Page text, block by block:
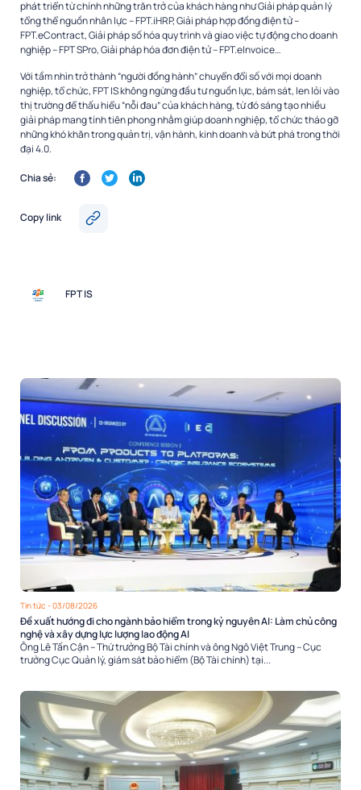
phát triển từ chính những trăn trở của khách hàng như Giải pháp quản lý
tổng thể nguồn nhân lực – FPT.iHRP, Giải pháp hợp đồng điện tử –
FPT.eContract, Giải pháp số hóa quy trình và giao việc tự động cho doanh
nghiệp – FPT SPro, Giải pháp hóa đơn điện tử – FPT.eInvoice…
Với tầm nhìn trở thành “người đồng hành” chuyển đổi số với mọi doanh
nghiệp, tổ chức, FPT IS không ngừng đầu tư nguồn lực, bám sát, len lỏi vào
thị trường để thấu hiểu “nỗi đau” của khách hàng, từ đó sáng tạo nhiều
giải pháp mang tính tiên phong nhằm giúp doanh nghiệp, tổ chức tháo gỡ
những khó khăn trong quản trị, vận hành, kinh doanh và bứt phá trong thời
đại 4.0.
Chia sẻ:
Copy link
FPT IS
Tin tức - 03/08/2026
Đề xuất hướng đi cho ngành bảo hiểm trong kỷ nguyên AI: Làm chủ công
nghệ và xây dựng lực lượng lao động AI
Ông Lê Tấn Cận – Thứ trưởng Bộ Tài chính và ông Ngô Việt Trung – Cục
trưởng Cục Quản lý, giám sát bảo hiểm (Bộ Tài chính) tại...